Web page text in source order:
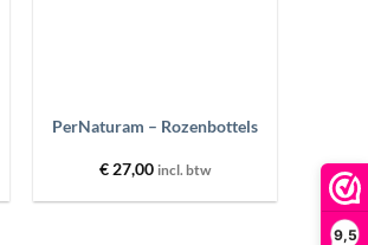
9,5
PerNaturam – Rozenbottels
€27,00 incl. btw